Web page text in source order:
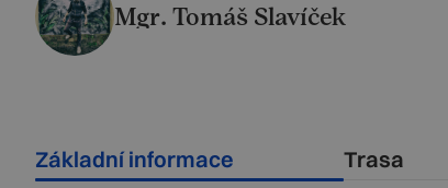
Mgr. Tomáš Slavíček
Základní informace Trasa